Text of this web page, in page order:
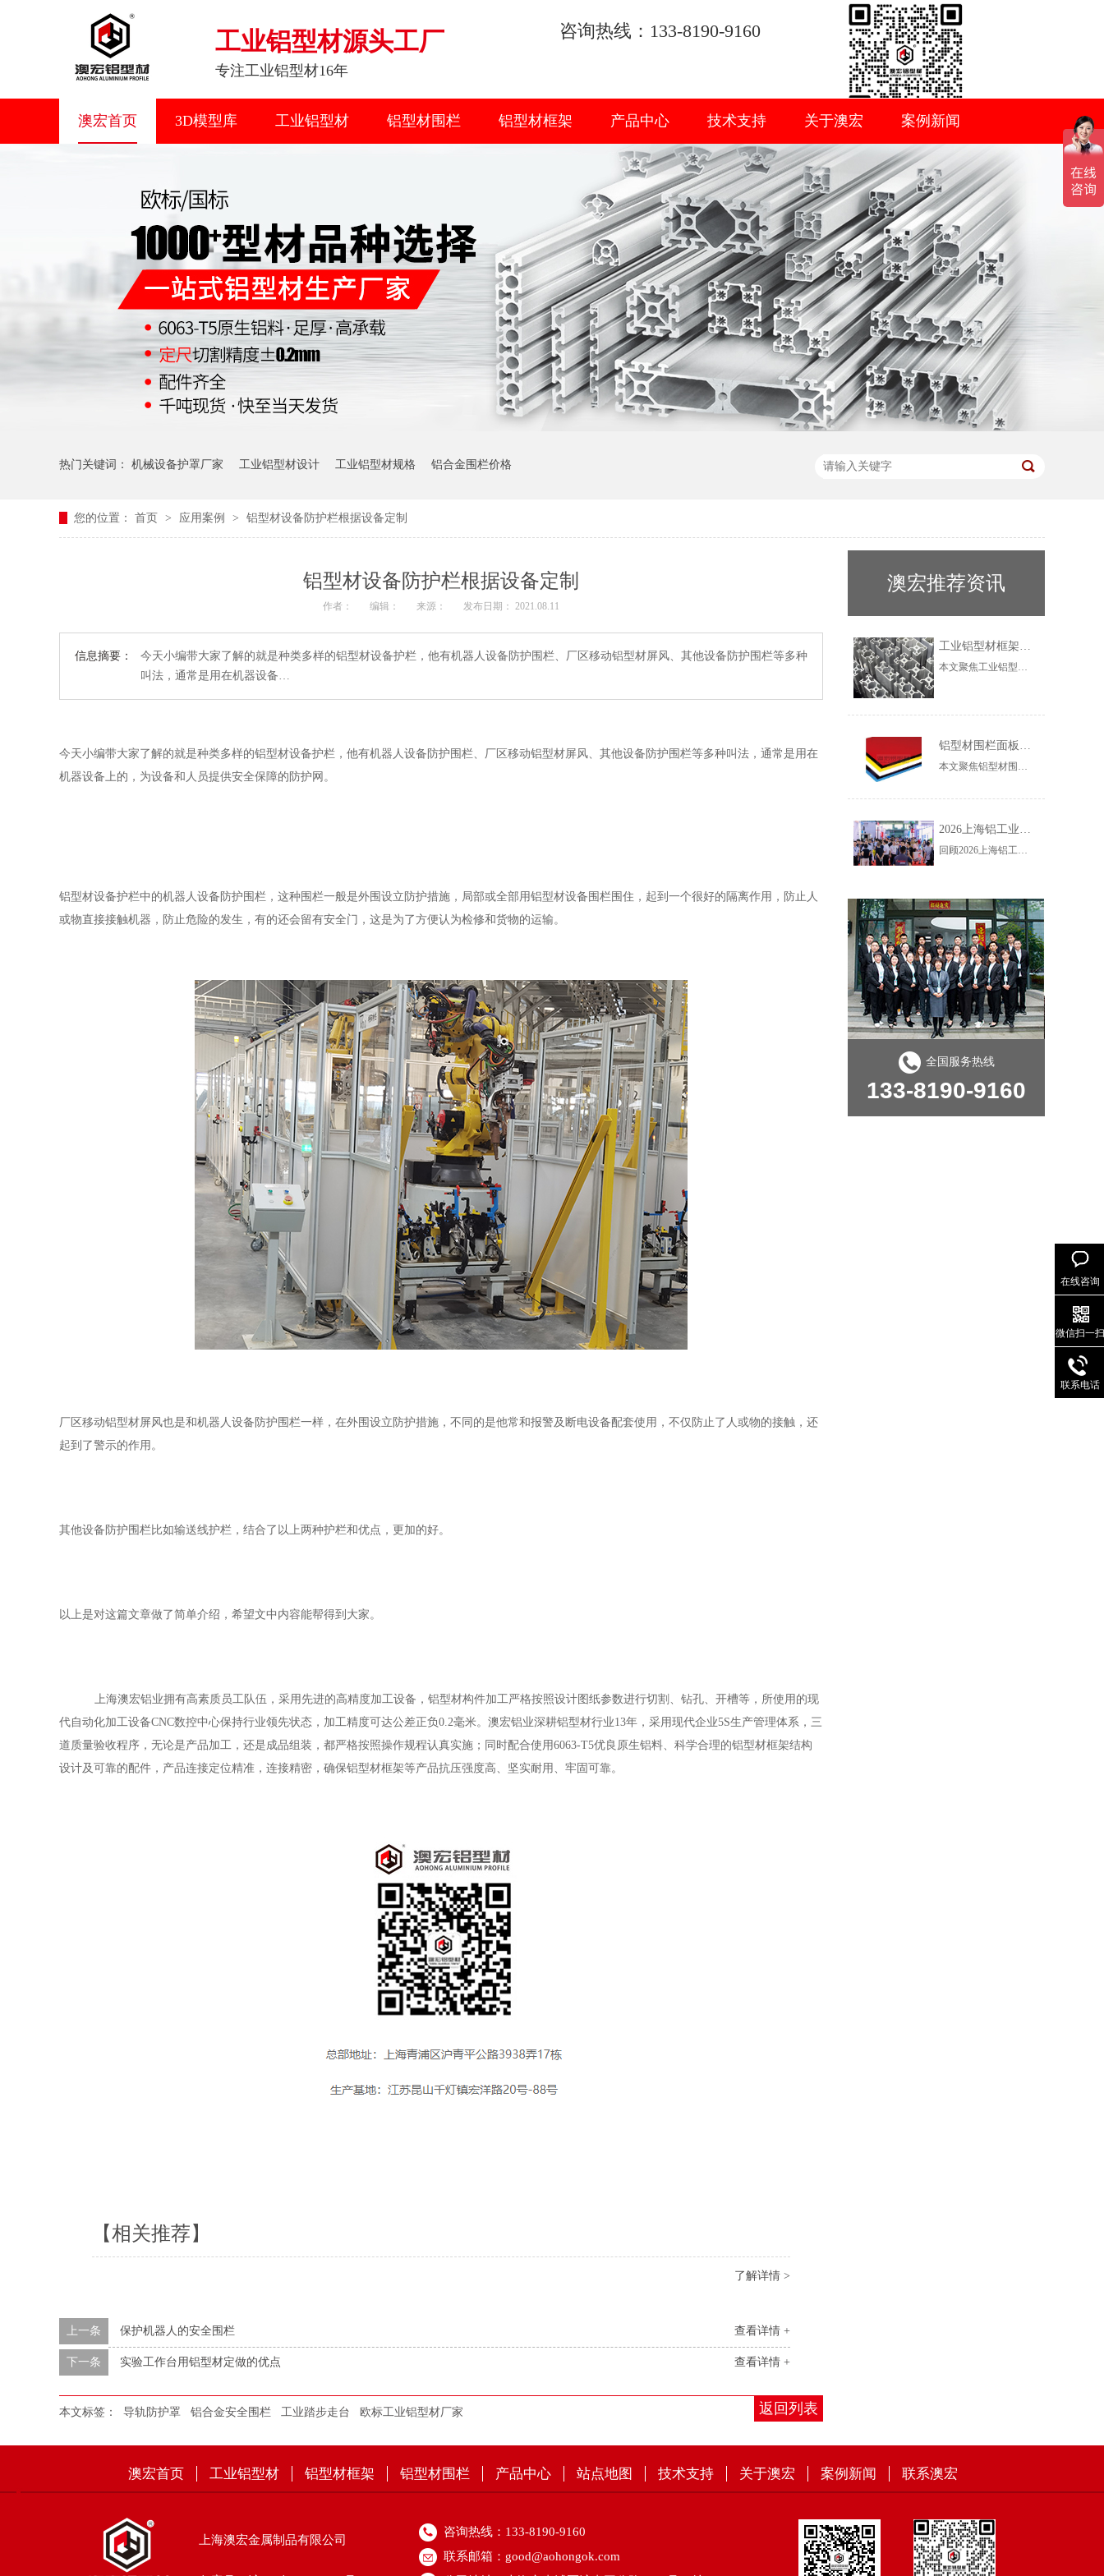
工业铝型材源头工厂
专注工业铝型材16年
咨询热线：133-8190-9160
澳宏首页 3D模型库 工业铝型材 铝型材围栏 铝型材框架 产品中心 技术支持 关于澳宏 案例新闻
热门关键词： 机械设备护罩厂家 工业铝型材设计 工业铝型材规格 铝合金围栏价格
您的位置： 首页 > 应用案例 > 铝型材设备防护栏根据设备定制
铝型材设备防护栏根据设备定制
作者： 编辑： 来源： 发布日期： 2021.08.11
信息摘要：
今天小编带大家了解的就是种类多样的铝型材设备护栏，他有机器人设备防护围栏、厂区移动铝型材屏风、其他设备防护围栏等多种
叫法，通常是用在机器设备…
今天小编带大家了解的就是种类多样的铝型材设备护栏，他有机器人设备防护围栏、厂区移动铝型材屏风、其他设备防护围栏等多种叫法，通常是用在
机器设备上的，为设备和人员提供安全保障的防护网。
铝型材设备护栏中的机器人设备防护围栏，这种围栏一般是外围设立防护措施，局部或全部用铝型材设备围栏围住，起到一个很好的隔离作用，防止人
或物直接接触机器，防止危险的发生，有的还会留有安全门，这是为了方便认为检修和货物的运输。
厂区移动铝型材屏风也是和机器人设备防护围栏一样，在外围设立防护措施，不同的是他常和报警及断电设备配套使用，不仅防止了人或物的接触，还
起到了警示的作用。
其他设备防护围栏比如输送线护栏，结合了以上两种护栏和优点，更加的好。
以上是对这篇文章做了简单介绍，希望文中内容能帮得到大家。
上海澳宏铝业拥有高素质员工队伍，采用先进的高精度加工设备，铝型材构件加工严格按照设计图纸参数进行切割、钻孔、开槽等，所使用的现
代自动化加工设备CNC数控中心保持行业领先状态，加工精度可达公差正负0.2毫米。澳宏铝业深耕铝型材行业13年，采用现代企业5S生产管理体系，三
道质量验收程序，无论是产品加工，还是成品组装，都严格按照操作规程认真实施；同时配合使用6063-T5优良原生铝料、科学合理的铝型材框架结构
设计及可靠的配件，产品连接定位精准，连接精密，确保铝型材框架等产品抗压强度高、坚实耐用、牢固可靠。
【相关推荐】
了解详情 >
查看详情 +
上一条 保护机器人的安全围栏
查看详情 +
下一条 实验工作台用铝型材定做的优点
返回列表
本文标签： 导轨防护罩 铝合金安全围栏 工业踏步走台 欧标工业铝型材厂家
澳宏推荐资讯
工业铝型材框架的高纯度集成定制与工程实践
本文聚焦工业铝型材与框架系统在高端制造中的选型痛点，介绍上海澳宏金属制品有限公司（澳宏铝业）高纯度铝材集成定制方案的技术原理与实施路径。以AH-8080W重型工业铝型材为例，解析99.8%高纯度铝材在强度、耐腐蚀性上的性能优势，以及“可视化管理+千种规格库+3对1服务”的集成化交付体系。结合汽车零部件产线升级案例，验证方案在缩短交付周期、提升产线效率方面的实际价值。-24-26
回顾2026上海铝工业展，工业铝型材框架在精密挤压精度、智能装备集成及新能源轻量化应用上呈现三大新看点，驱动行业升级。
全国服务热线
133-8190-9160
澳宏首页 工业铝型材 铝型材框架 铝型材围栏 产品中心 站点地图 技术支持 关于澳宏 案例新闻 联系澳宏
上海澳宏金属制品有限公司
咨询热线：133-8190-9160
联系邮箱：good@aohongok.com
在线咨询
微信扫一扫
联系电话